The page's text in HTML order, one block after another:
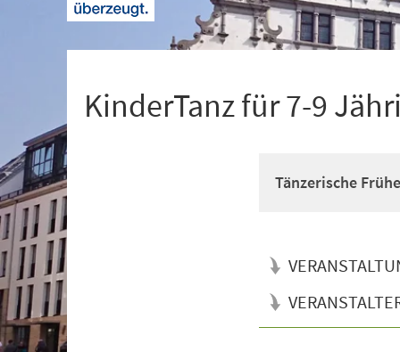
KinderTanz für 7-9
Tänzerische